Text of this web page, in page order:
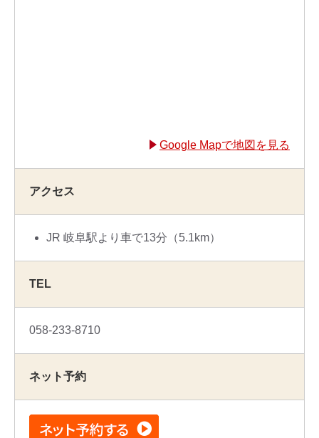
Google Mapで地図を見る
アクセス
JR 岐阜駅より車で13分（5.1km）
TEL
058-233-8710
ネット予約